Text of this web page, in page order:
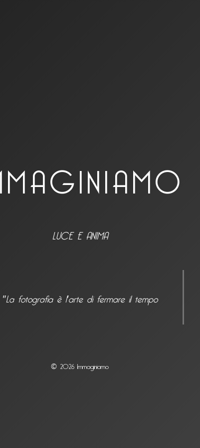
LUCE E ANIMA
"La fotografia è l'arte di fermare il tempo
© 2026 Immaginiamo